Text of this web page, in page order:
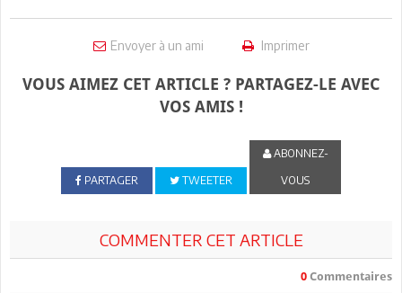
Envoyer à un ami Imprimer
VOUS AIMEZ CET ARTICLE ? PARTAGEZ-LE AVEC
VOS AMIS !
PARTAGER TWEETER
ABONNEZ-
VOUS
COMMENTER CET ARTICLE
0 Commentaires